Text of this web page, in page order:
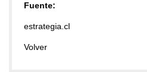
Fuente:
estrategia.cl
Volver